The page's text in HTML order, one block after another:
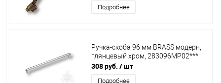
Подробнее
Ручка-скоба 96 мм BRASS модерн,
глянцевый хром, 283096МР02***
308 руб. / шт
Подробнее